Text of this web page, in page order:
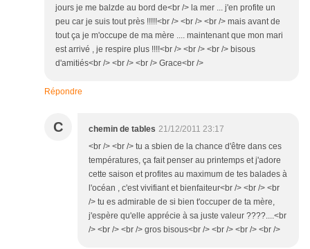
jours je me balzde au bord de<br /> la mer ... j'en profite un
peu car je suis tout près !!!!!<br /> <br /> <br /> mais avant de
tout ça je m'occupe de ma mère .... maintenant que mon mari
est arrivé , je respire plus !!!!<br /> <br /> <br /> bisous
d'amitiés<br /> <br /> <br /> Grace<br />
Répondre
C chemin de tables 21/12/2011 23:17
<br /> <br /> tu a sbien de la chance d'être dans ces
températures, ça fait penser au printemps et j'adore
cette saison et profites au maximum de tes balades à
l'océan , c'est vivifiant et bienfaiteur<br /> <br /> <br
/> tu es admirable de si bien t'occuper de ta mère,
j'espère qu'elle apprécie à sa juste valeur ????....<br
/> <br /> <br /> gros bisous<br /> <br /> <br /> <br />